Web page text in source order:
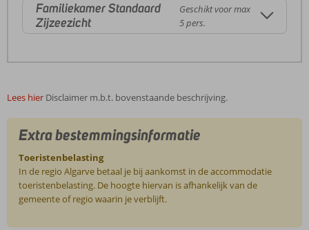
Familiekamer Standaard
Zijzeezicht
Geschikt voor max
5 pers.
Lees hier Disclaimer m.b.t. bovenstaande beschrijving.
Extra bestemmingsinformatie
Toeristenbelasting
In de regio Algarve betaal je bij aankomst in de accommodatie
toeristenbelasting. De hoogte hiervan is afhankelijk van de
gemeente of regio waarin je verblijft.